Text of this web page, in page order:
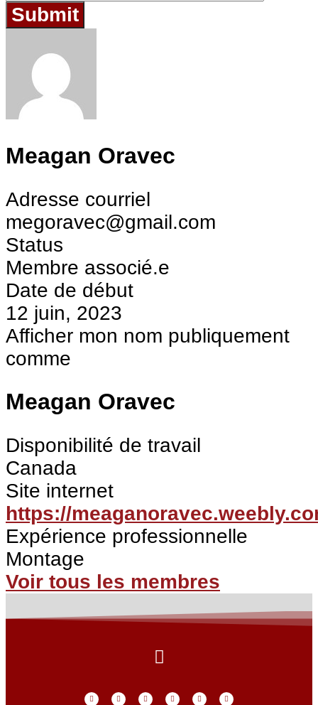
Meagan Oravec
Adresse courriel
megoravec@gmail.com
Status
Membre associé.e
Date de début
12 juin, 2023
Afficher mon nom publiquement
comme
Meagan Oravec
Disponibilité de travail
Canada
Site internet
https://
Expérience professionnelle
Montage
Voir tous les membres